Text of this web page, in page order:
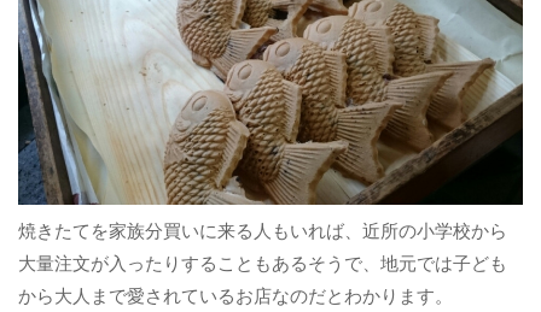
焼きたてを家族分買いに来る人もいれば、近所の小学校から
大量注文が入ったりすることもあるそうで、地元では子ども
から大人まで愛されているお店なのだとわかります。